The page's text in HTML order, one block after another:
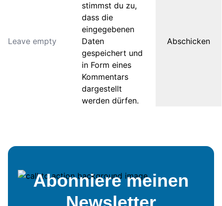
stimmst du zu,
dass die
eingegebenen
Daten
gespeichert und
in Form eines
Kommentars
dargestellt
werden dürfen.
Abonniere meinen